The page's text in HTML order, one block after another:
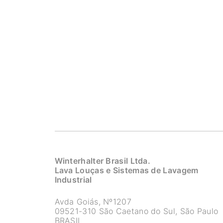
Winterhalter Brasil Ltda.
Lava Louças e Sistemas de Lavagem
Industrial
Avda Goiás, Nº1207
09521-310 São Caetano do Sul, São Paulo
BRASIL